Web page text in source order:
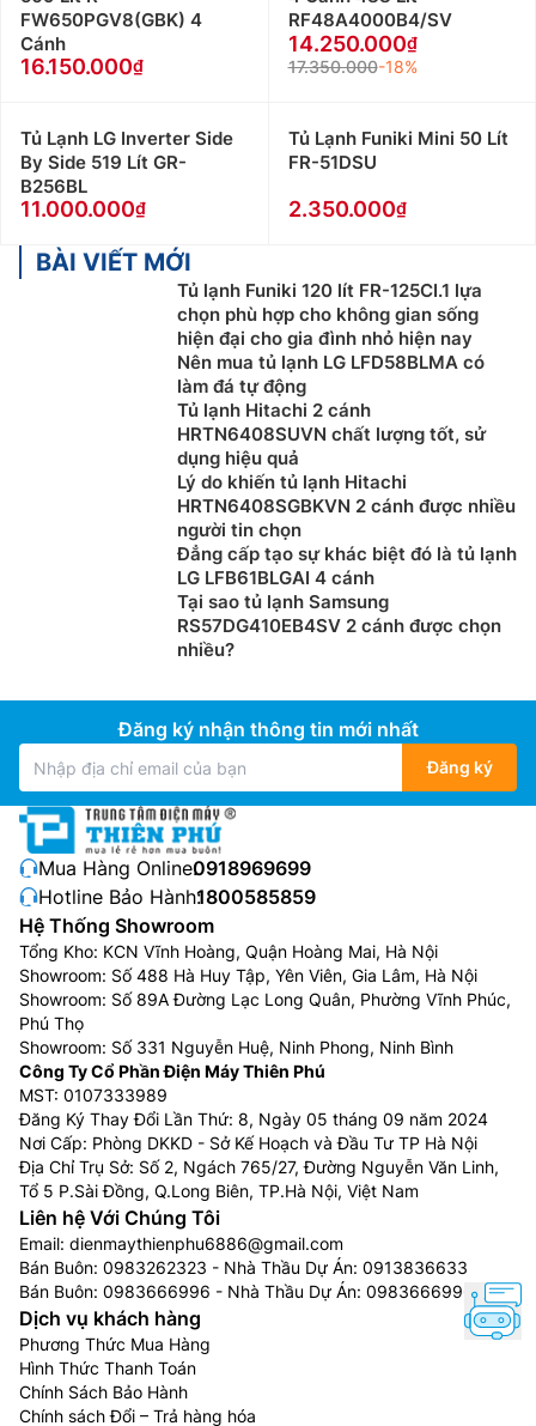
FW650PGV8(GBK) 4
Cánh
16.150.000
RF48A4000B4/SV
14.250.000
17.350.000-18%
Tủ Lạnh LG Inverter Side
By Side 519 Lít GR-
B256BL
11.000.000
Tủ Lạnh Funiki Mini 50 Lít
FR-51DSU
2.350.000
BÀI VIẾT MỚI
Tủ lạnh Funiki 120 lít FR-125CI.1 lựa
chọn phù hợp cho không gian sống
hiện đại cho gia đình nhỏ hiện nay
Nên mua tủ lạnh LG LFD58BLMA có
làm đá tự động
Tủ lạnh Hitachi 2 cánh
HRTN6408SUVN chất lượng tốt, sử
dụng hiệu quả
Lý do khiến tủ lạnh Hitachi
HRTN6408SGBKVN 2 cánh được nhiều
người tin chọn
Đẳng cấp tạo sự khác biệt đó là tủ lạnh
LG LFB61BLGAI 4 cánh
Tại sao tủ lạnh Samsung
RS57DG410EB4SV 2 cánh được chọn
nhiều?
Đăng ký nhận thông tin mới nhất
Đăng ký
Mua Hàng Online:0918969699
Hotline Bảo Hành:1800585859
Hệ Thống Showroom
Tổng Kho: KCN Vĩnh Hoàng, Quận Hoàng Mai, Hà Nội
Showroom: Số 488 Hà Huy Tập, Yên Viên, Gia Lâm, Hà Nội
Showroom: Số 89A Đường Lạc Long Quân, Phường Vĩnh Phúc,
Phú Thọ
Showroom: Số 331 Nguyễn Huệ, Ninh Phong, Ninh Bình
Công Ty Cổ Phần Điện Máy Thiên Phú
MST: 0107333989
Đăng Ký Thay Đổi Lần Thứ: 8, Ngày 05 tháng 09 năm 2024
Nơi Cấp: Phòng DKKD - Sở Kế Hoạch và Đầu Tư TP Hà Nội
Địa Chỉ Trụ Sở: Số 2, Ngách 765/27, Đường Nguyễn Văn Linh,
Tổ 5 P.Sài Đồng, Q.Long Biên, TP.Hà Nội, Việt Nam
Liên hệ Với Chúng Tôi
Email: dienmaythienphu6886@gmail.com
Bán Buôn: 0983262323 - Nhà Thầu Dự Án: 0913836633
Bán Buôn: 0983666996 - Nhà Thầu Dự Án: 0983666996
Dịch vụ khách hàng
Phương Thức Mua Hàng
Hình Thức Thanh Toán
Chính Sách Bảo Hành
Chính sách Đổi – Trả hàng hóa